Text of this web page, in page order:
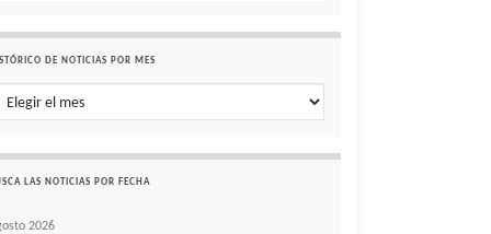
DE NOTICIAS POR MES
de noticias por mes
LAS NOTICIAS POR FECHA
2026